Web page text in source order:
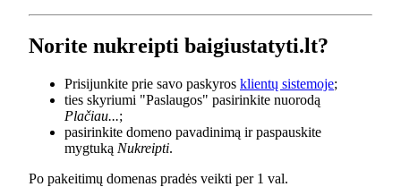
Norite nukreipti baigiustatyti.lt?
Prisijunkite prie savo paskyros klientų sistemoje;
ties skyriumi "Paslaugos" pasirinkite nuorodą
Plačiau...;
pasirinkite domeno pavadinimą ir paspauskite
mygtuką Nukreipti.
Po pakeitimų domenas pradės veikti per 1 val.